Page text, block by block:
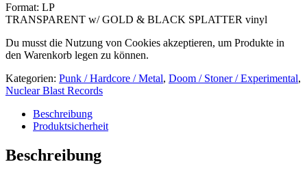
Format: LP
TRANSPARENT w/ GOLD & BLACK SPLATTER vinyl
Du musst die Nutzung von Cookies akzeptieren, um Produkte in
den Warenkorb legen zu können.
Kategorien: Punk / Hardcore / Metal, Doom / Stoner / Experimental,
Nuclear Blast Records
Beschreibung
Produktsicherheit
Beschreibung